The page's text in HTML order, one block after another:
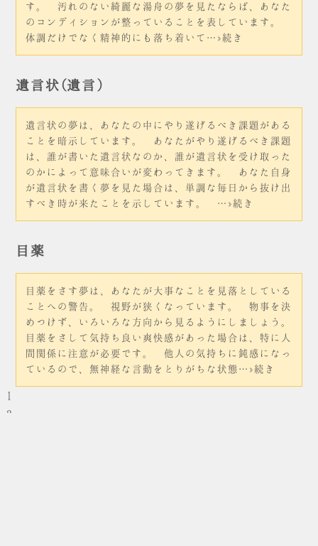
す。 汚れのない綺麗な湯舟の夢を見たならば、あなた
のコンディションが整っていることを表しています。
体調だけでなく精神的にも落ち着いて…»続き
遺言状(遺言)
遺言状の夢は、あなたの中にやり遂げるべき課題がある
ことを暗示しています。 あなたがやり遂げるべき課題
は、誰が書いた遺言状なのか、誰が遺言状を受け取った
のかによって意味合いが変わってきます。 あなた自身
が遺言状を書く夢を見た場合は、単調な毎日から抜け出
すべき時が来たことを示しています。 …»続き
目薬
目薬をさす夢は、あなたが大事なことを見落としている
ことへの警告。 視野が狭くなっています。 物事を決
めつけず、いろいろな方向から見るようにしましょう。
目薬をさして気持ち良い爽快感があった場合は、特に人
間関係に注意が必要です。 他人の気持ちに鈍感になっ
ているので、無神経な言動をとりがちな状態…»続き
1
2